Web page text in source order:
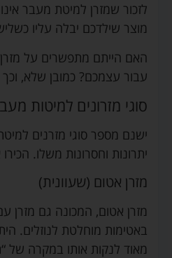
לזכור שמזרן למיטת מעבר
מוצר שילדכם יבלה עליו
האם הייתם מתפשרים על מזרן
עבור עצמכם? כמובן שלא, וכך
סוגי מזרונים למיטות
ישנם מספר סוגי מזרנים
יתרונות וחסרונות משלו.
מזרן אטום (שעוונית)
מזרן אטום, המכונה גם מזרן
באטימות מוחלטת לנוזלים.
מאוד לנקות אותו במקרה של